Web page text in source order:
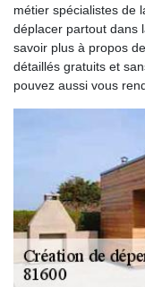
métier spécialistes de
déplacer partout dans
savoir plus à propos
détaillés gratuits et
pouvez aussi vous